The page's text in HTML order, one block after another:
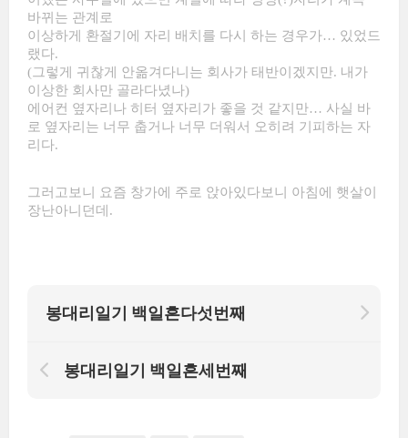
바뀌는 관계로
이상하게 환절기에 자리 배치를 다시 하는 경우가… 있었드
랬다.
(그렇게 귀찮게 안옮겨다니는 회사가 태반이겠지만. 내가
이상한 회사만 골라다녔나)
에어컨 옆자리나 히터 옆자리가 좋을 것 같지만… 사실 바
로 옆자리는 너무 춥거나 너무 더워서 오히려 기피하는 자
리다.
그러고보니 요즘 창가에 주로 앉아있다보니 아침에 햇살이
장난아니던데.
봉대리일기 백일흔다섯번째
봉대리일기 백일흔세번째